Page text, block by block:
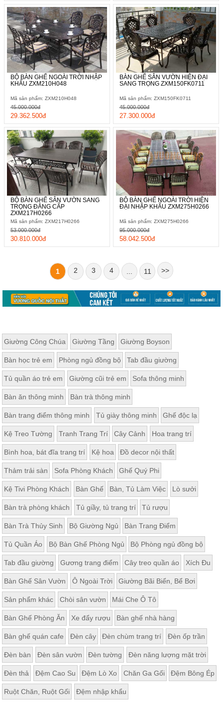
BỘ BÀN GHẾ NGOÀI TRỜI NHẬP
KHẨU ZXM210H048
Mã sản phẩm: ZXM210H048
29.362.500đ
45.000.000đ
BÀN GHẾ SÂN VƯỜN HIỆN ĐẠI
SANG TRỌNG ZXM150FK0711
Mã sản phẩm: ZXM150FK0711
27.300.000đ
45.000.000đ
BỘ BÀN GHẾ SÂN VƯỜN SANG
TRỌNG ĐẲNG CẤP
ZXM217H0266
Mã sản phẩm: ZXM217H0266
30.810.000đ
53.000.000đ
BỘ BÀN GHẾ NGOÀI TRỜI HIỆN
ĐẠI NHẬP KHẨU ZXM275H0266
Mã sản phẩm: ZXM275H0266
58.042.500đ
95.000.000đ
1 2 3 4 11 >>
Giường Công Chúa Giường Tầng Giường Boyson
Bàn học trẻ em Phòng ngủ đồng bộ Tab đầu giường
Tủ quần áo trẻ em Giường cũi trẻ em Sofa thông minh
Bàn ăn thông minh Bàn trà thông minh
Bàn trang điểm thông minh Tủ giày thông minh Ghế độc lạ
Kệ Treo Tường Tranh Trang Trí Cây Cảnh Hoa trang trí
Bình hoa, bát đĩa trang trí Kệ hoa Đồ decor nội thất
Thảm trải sàn Sofa Phòng Khách Ghế Quý Phi
Kệ Tivi Phòng Khách Bàn Ghế Bàn, Tủ Làm Việc Lò sưởi
Bàn trà phòng khách Tủ giầy, tủ trang trí Tủ rượu
Bàn Trà Thủy Sinh Bộ Giường Ngủ Bàn Trang Điểm
Tủ Quần Áo Bộ Bàn Ghế Phòng Ngủ Bộ Phòng ngủ đồng bộ
Tab đầu giường Gương trang điểm Cây treo quần áo Xích Đu
Bàn Ghế Sân Vườn Ô Ngoài Trời Giường Bãi Biển, Bể Bơi
Sản phẩm khác Chòi sân vườn Mái Che Ô Tô
Bàn Ghế Phòng Ăn Xe đẩy rượu Bàn ghế nhà hàng
Bàn ghế quán cafe Đèn cây Đèn chùm trang trí Đèn ốp trần
Đèn bàn Đèn sân vườn Đèn tường Đèn năng lượng mặt trời
Đèn thả Đệm Cao Su Đệm Lò Xo Chăn Ga Gối Đệm Bông Ép
Ruột Chăn, Ruột Gối Đệm nhập khẩu